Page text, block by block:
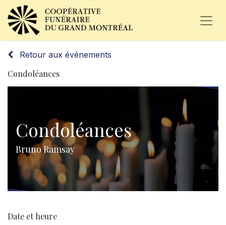
Retour aux événements
Condoléances
Condoléances
Bruno Ramsay
Date et heure